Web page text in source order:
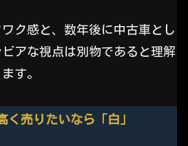
ク感と、数年後に中古車とし
アな視点は別物であると理解
す。
く売りたいなら「白」